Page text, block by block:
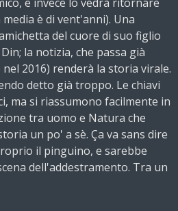
e invece lo vedrà ritornare
è di vent'anni). Una
del cuore di suo figlio
la notizia, che passa già
2016) renderà la storia virale.
detto già troppo. Le chiavi
ma si riassumono facilmente in
tra uomo e Natura che
un po' a sè. Ça va sans dire
il pinguino, e sarebbe
dell'addestramento. Tra un